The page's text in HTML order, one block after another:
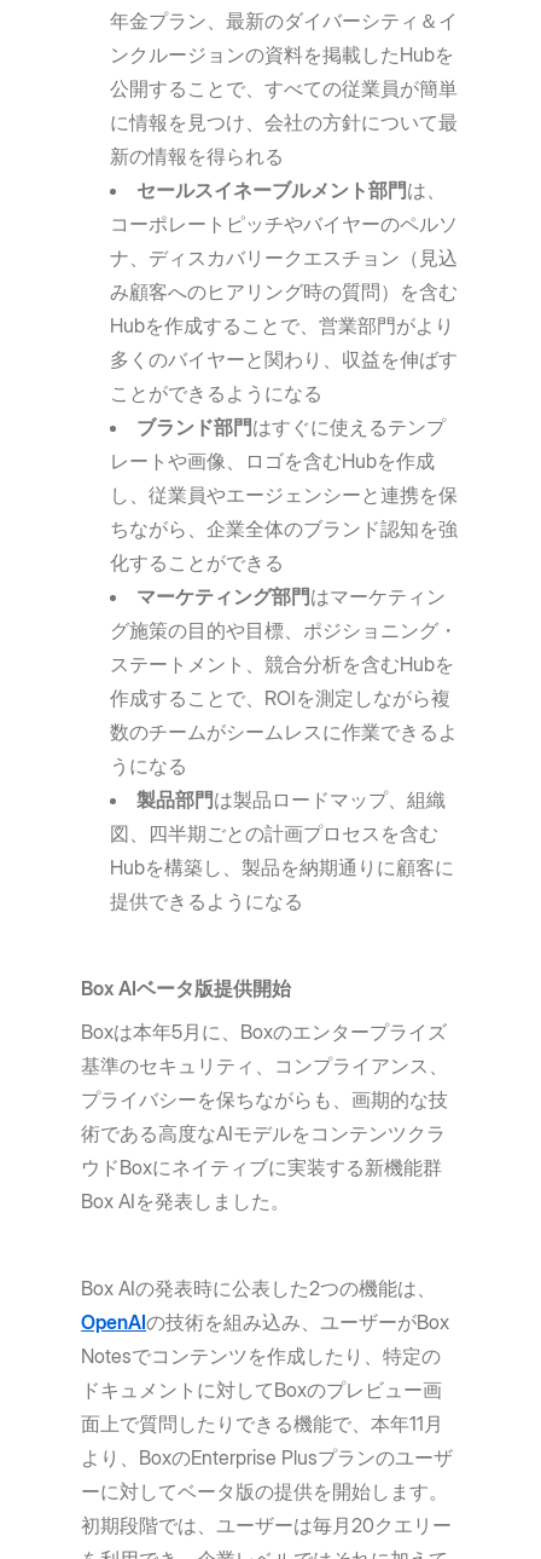
年金プラン、最新のダイバーシティ＆イ
ンクルージョンの資料を掲載したHubを
公開することで、すべての従業員が簡単
に情報を見つけ、会社の方針について最
新の情報を得られる
セールスイネーブルメント部門は、
コーポレートピッチやバイヤーのペルソ
ナ、ディスカバリークエスチョン（見込
み顧客へのヒアリング時の質問）を含む
Hubを作成することで、営業部門がより
多くのバイヤーと関わり、収益を伸ばす
ことができるようになる
ブランド部門はすぐに使えるテンプ
レートや画像、ロゴを含むHubを作成
し、従業員やエージェンシーと連携を保
ちながら、企業全体のブランド認知を強
化することができる
マーケティング部門はマーケティン
グ施策の目的や目標、ポジショニング・
ステートメント、競合分析を含むHubを
作成することで、ROIを測定しながら複
数のチームがシームレスに作業できるよ
うになる
製品部門は製品ロードマップ、組織
図、四半期ごとの計画プロセスを含む
Hubを構築し、製品を納期通りに顧客に
提供できるようになる
Box AIベータ版提供開始
Boxは本年5月に、Boxのエンタープライズ
基準のセキュリティ、コンプライアンス、
プライバシーを保ちながらも、画期的な技
術である高度なAIモデルをコンテンツクラ
ウドBoxにネイティブに実装する新機能群
Box AIを発表しました。
Box AIの発表時に公表した2つの機能は、
OpenAIの技術を組み込み、ユーザーがBox
Notesでコンテンツを作成したり、特定の
ドキュメントに対してBoxのプレビュー画
面上で質問したりできる機能で、本年11月
より、BoxのEnterprise Plusプランのユーザ
ーに対してベータ版の提供を開始します。
初期段階では、ユーザーは毎月20クエリー